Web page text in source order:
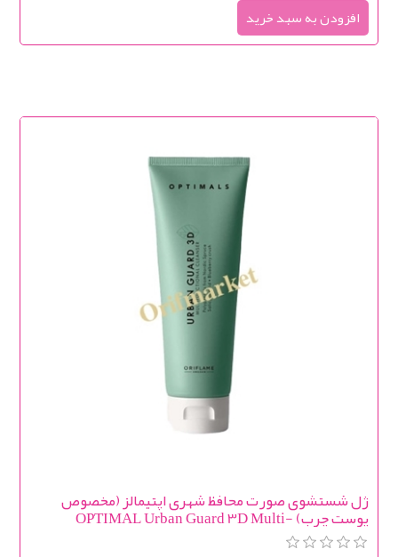
ژل شستشوی صورت محافظ شهری اپتیمالز (مخصوص
پوست چرب) OPTIMAL Urban Guard 3D Multi-
Purpose Cleaner